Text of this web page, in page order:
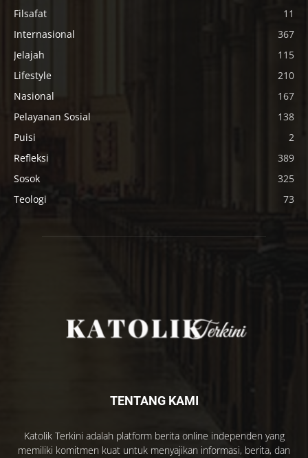
Filsafat
11
Internasional
367
Jelajah
115
Lifestyle
210
Nasional
167
Pelayanan Sosial
138
Puisi
2
Refleksi
389
Sosok
325
Teologi
73
TENTANG KAMI
Katolik Terkini adalah platform berita online independen yang
memiliki komitmen kuat untuk menyajikan informasi, berita, dan